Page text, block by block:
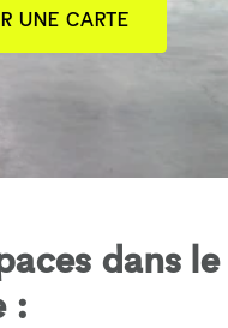
UNE CARTE
dans le
: